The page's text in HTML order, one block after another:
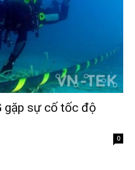
gặp sự cố tốc độ
0